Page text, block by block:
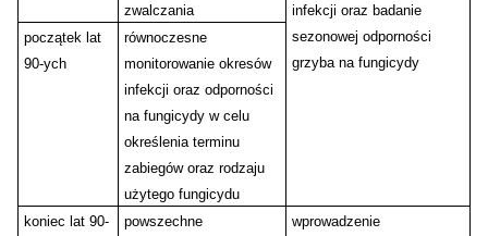
zwalczania
infekcji oraz badanie
sezonowej odporności
grzyba na fungicydy
początek lat
90-ych
równoczesne
monitorowanie okresów
infekcji oraz odporności
na fungicydy w celu
określenia terminu
zabiegów oraz rodzaju
użytego fungicydu
koniec lat 90-
powszechne
wprowadzenie